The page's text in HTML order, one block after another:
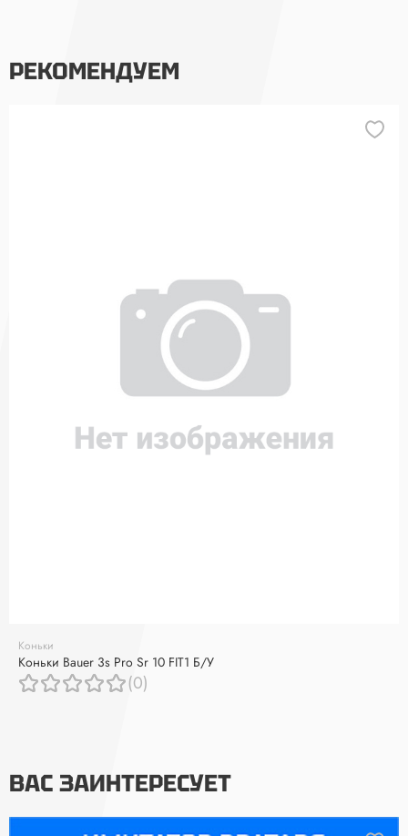
РЕКОМЕНДУЕМ
Коньки
Коньки Bauer 3s Pro Sr 10 FIT1 Б/У
(0)
ВАС ЗАИНТЕРЕСУЕТ